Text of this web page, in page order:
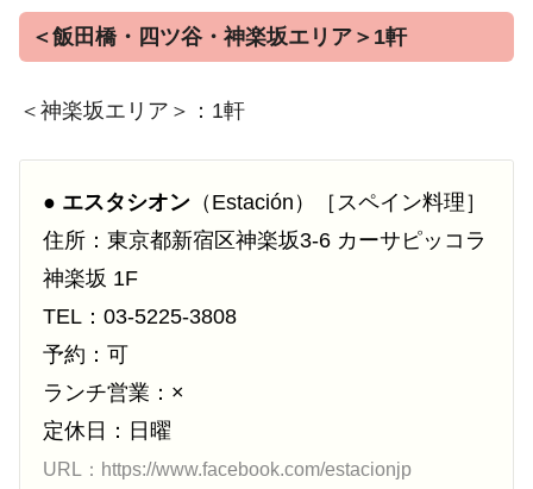
＜飯田橋・四ツ谷・神楽坂エリア＞1軒
＜神楽坂エリア＞：1軒
● エスタシオン （Estación）［スペイン料理］
住所：東京都新宿区神楽坂3-6 カーサピッコラ
神楽坂 1F
TEL：03-5225-3808
予約：可
ランチ営業：×
定休日：日曜
URL：https://www.facebook.com/estacionjp